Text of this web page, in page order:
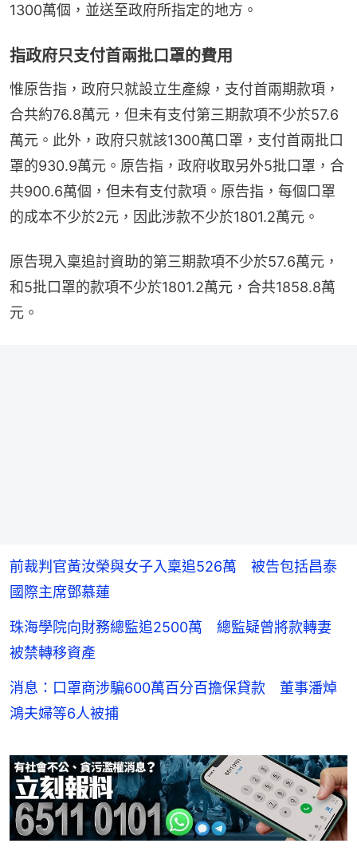
1300萬個，並送至政府所指定的地方。
指政府只支付首兩批口罩的費用
惟原告指，政府只就設立生產線，支付首兩期款項，
合共約76.8萬元，但未有支付第三期款項不少於57.6
萬元。此外，政府只就該1300萬口罩，支付首兩批口
罩的930.9萬元。原告指，政府收取另外5批口罩，合
共900.6萬個，但未有支付款項。原告指，每個口罩
的成本不少於2元，因此涉款不少於1801.2萬元。
原告現入稟追討資助的第三期款項不少於57.6萬元，
和5批口罩的款項不少於1801.2萬元，合共1858.8萬
元。
前裁判官黃汝榮與女子入稟追526萬 被告包括昌泰
國際主席鄧慕蓮
珠海學院向財務總監追2500萬 總監疑曾將款轉妻
被禁轉移資產
消息：口罩商涉騙600萬百分百擔保貸款 董事潘焯
鴻夫婦等6人被捕